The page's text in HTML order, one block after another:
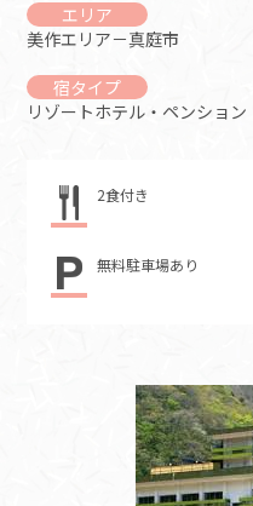
エリア
美作エリア－真庭市
宿タイプ
リゾートホテル・ペンション
2食付き
無料駐車場あり